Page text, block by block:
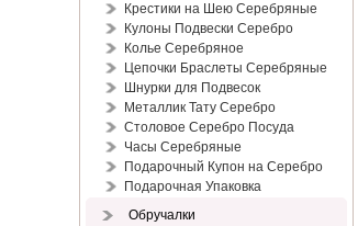
Крестики на Шею Серебряные
Кулоны Подвески Серебро
Колье Серебряное
Цепочки Браслеты Серебряные
Шнурки для Подвесок
Металлик Тату Серебро
Столовое Серебро Посуда
Часы Серебряные
Подарочный Купон на Серебро
Подарочная Упаковка
Обручалки
из серебра 925
Золотой браслет Змейка
Снейк 1.0
264,00 €